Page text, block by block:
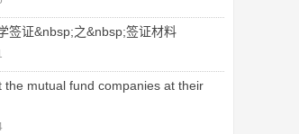
签证&nbsp;之&nbsp;签证材料
the mutual fund companies at their